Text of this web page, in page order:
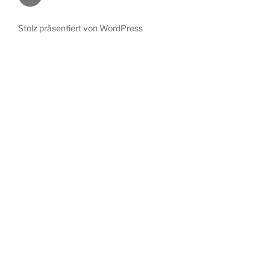
Stolz präsentiert von WordPress